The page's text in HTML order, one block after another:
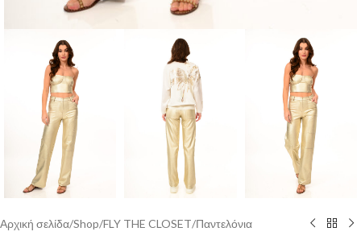
Αρχική σελίδα/Shop/FLY THE CLOSET/Παντελόνια